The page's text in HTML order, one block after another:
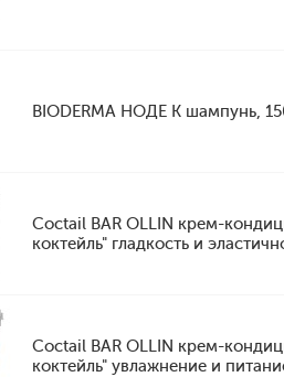
BIODERMA НОДЕ К шампунь,
Coctail BAR OLLIN крем-
коктейль" гладкость и
Coctail BAR OLLIN крем-
коктейль" увлажнение и